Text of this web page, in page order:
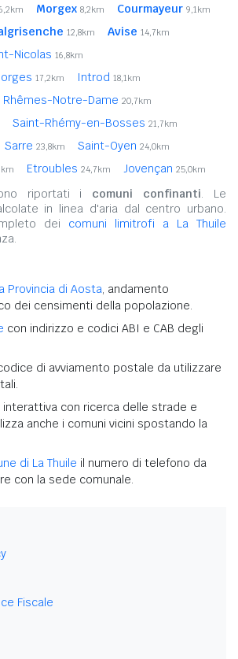
Morgex 8,2km Courmayeur 9,1km
12,8km Avise 14,7km
Nicolas 16,8km
17,2km Introd 18,1km
Rhêmes-Notre-Dame 20,7km
Saint-Rhémy-en-Bosses 21,7km
Sarre 23,8km Saint-Oyen 24,0km
Etroubles 24,7km Jovençan 25,0km
riportati i comuni confinanti. Le
in linea d'aria dal centro urbano.
dei comuni limitrofi a La Thuile
Provincia di Aosta, andamento
dei censimenti della popolazione.
con indirizzo e codici ABI e CAB degli
di avviamento postale da utilizzare
interattiva con ricerca delle strade e
anche i comuni vicini spostando la
di La Thuile il numero di telefono da
con la sede comunale.
Fiscale